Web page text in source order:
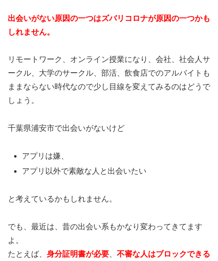
出会いがない原因の一つはズバリコロナが原因の一つかも
しれません。
リモートワーク、オンライン授業になり、会社、社会人サ
ークル、大学のサークル、部活、飲食店でのアルバイトも
ままならない時代なので少し目線を変えてみるのはどうで
しょう。
千葉県浦安市で出会いがないけど
アプリは嫌、
アプリ以外で素敵な人と出会いたい
と考えているかもしれません。
でも、最近は、昔の出会い系もかなり変わってきてます
よ。
たとえば、 身分証明書が必要
不審な人はブロックできる